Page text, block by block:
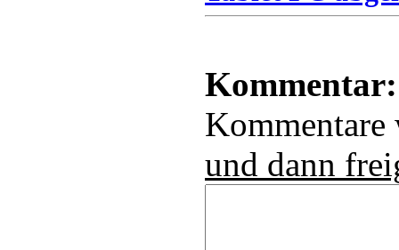
Kommentar:
und dann